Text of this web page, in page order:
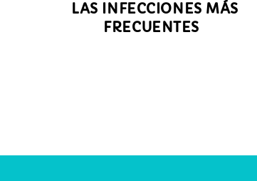
LAS INFECCIONES MÁS
FRECUENTES